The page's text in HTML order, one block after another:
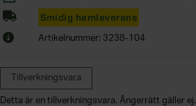
Smidig hemleverans
Artikelnummer: 3238-104
Tillverkningsvara
Detta är en tillverkningsvara. Ångerrätt gäller ej.